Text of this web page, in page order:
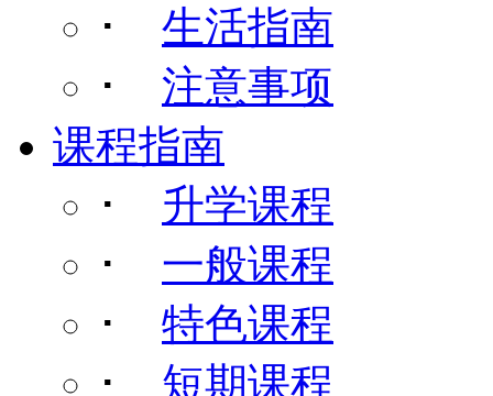
･ 生活指南
･ 注意事项
课程指南
･ 升学课程
･ 一般课程
･ 特色课程
･ 短期课程